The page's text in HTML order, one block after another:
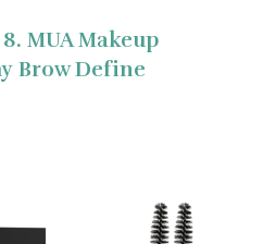
MUA Makeup
Brow Define